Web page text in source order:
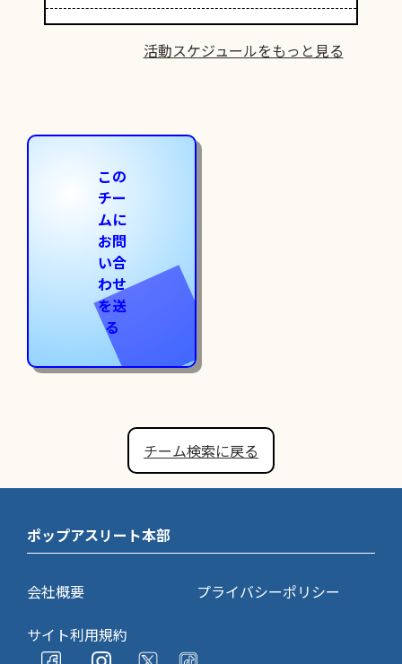
活動スケジュールをもっと見る
この
チー
ムに
お問
い合
わせ
を送
る
チーム検索に戻る
ポップアスリート本部
会社概要
プライバシーポリシー
サイト利用規約